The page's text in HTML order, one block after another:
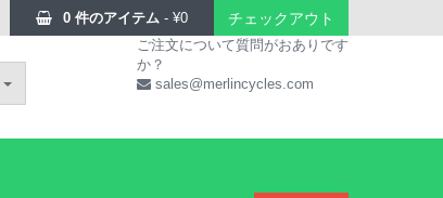
0 件のアイテム - ¥0 チェックアウト
ご注文について質問がおありです
か？
sales@merlincycles.com